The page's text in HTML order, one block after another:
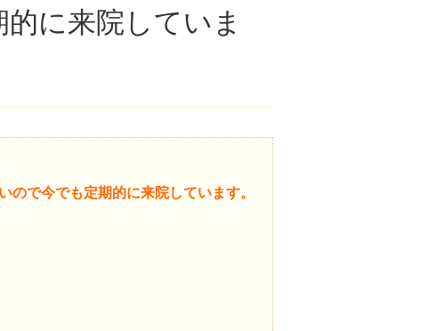
に来院していま
ので今でも定期的に来院しています。